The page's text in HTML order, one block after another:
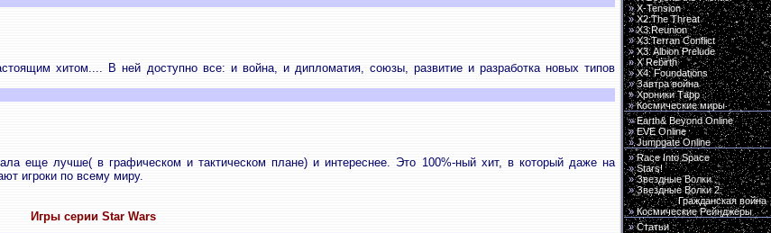
хитом.... В ней доступно все: и война, и дипломатия, союзы, развитие и разработка новых типов
еще лучше( в графическом и тактическом плане) и интереснее. Это 100%-ный хит, в который даже на
игроки по всему миру.
Игры серии Star Wars
» X-Tension
» X2:The Threat
» X3:Reunion
» X3:Terran Conflict
» X3: Albion Prelude
» X Rebirth
» X4: Foundations
» Завтра война
» Хроники Тарр
» Космические миры
» Earth& Beyond Online
» EVE Online
» Jumpgate Online
» Race Into Space
» Stars!
» Звездные Волки
» Звездные Волки 2:
Гражданская война
» Космические Рейнджеры
» Статьи